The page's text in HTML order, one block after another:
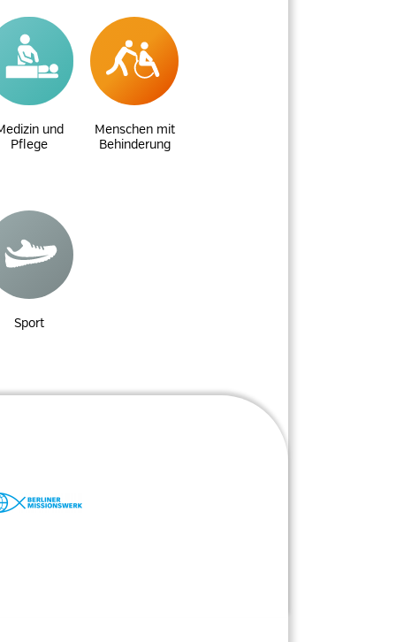
und
Pflege
Menschen mit
Behinderung
Sport